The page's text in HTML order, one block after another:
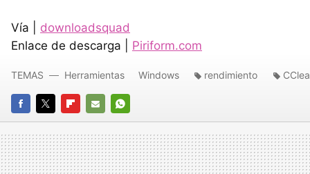
Vía | downloadsquad
Enlace de descarga | Piriform.com
FACEBOOK
TWITTERFLIPBOARD
E-
MAIL
WHATSAPP
TEMAS Herramientas Windows rendimiento